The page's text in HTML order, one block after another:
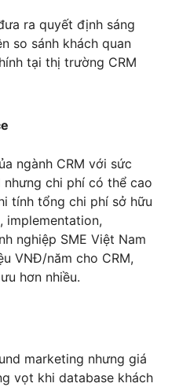
ra quyết định sáng
so sánh khách quan
tại thị trường CRM
ngành CRM với sức
chi phí có thể cao
tính tổng chi phí sở hữu
implementation,
nghiệp SME Việt Nam
VNĐ/năm cho CRM,
hơn nhiều.
marketing nhưng giá
vọt khi database khách